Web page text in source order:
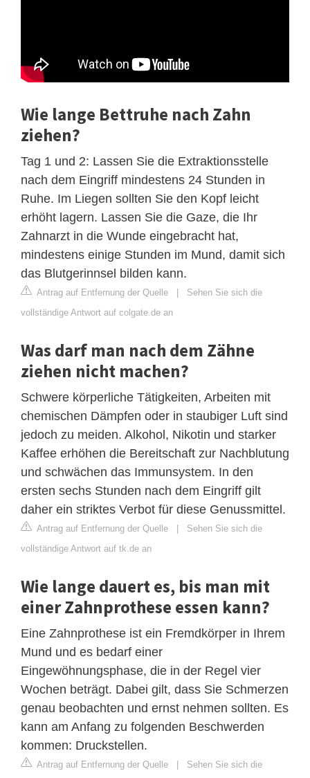
Wie lange Bettruhe nach Zahn
ziehen?
Tag 1 und 2: Lassen Sie die Extraktionsstelle
nach dem Eingriff mindestens 24 Stunden in
Ruhe. Im Liegen sollten Sie den Kopf leicht
erhöht lagern. Lassen Sie die Gaze, die Ihr
Zahnarzt in die Wunde eingebracht hat,
mindestens einige Stunden im Mund, damit sich
das Blutgerinnsel bilden kann.
Antrag auf Entfernung der Quelle | Sehen Sie sich die
vollständige Antwort auf colgate.de an
Was darf man nach dem Zähne
ziehen nicht machen?
Schwere körperliche Tätigkeiten, Arbeiten mit
chemischen Dämpfen oder in staubiger Luft sind
jedoch zu meiden. Alkohol, Nikotin und starker
Kaffee erhöhen die Bereitschaft zur Nachblutung
und schwächen das Immunsystem. In den
ersten sechs Stunden nach dem Eingriff gilt
daher ein striktes Verbot für diese Genussmittel.
Antrag auf Entfernung der Quelle | Sehen Sie sich die
vollständige Antwort auf tk.de an
Wie lange dauert es, bis man mit
einer Zahnprothese essen kann?
Eine Zahnprothese ist ein Fremdkörper in Ihrem
Mund und es bedarf einer
Eingewöhnungsphase, die in der Regel vier
Wochen beträgt. Dabei gilt, dass Sie Schmerzen
genau beobachten und ernst nehmen sollten. Es
kann am Anfang zu folgenden Beschwerden
kommen: Druckstellen.
Antrag auf Entfernung der Quelle | Sehen Sie sich die